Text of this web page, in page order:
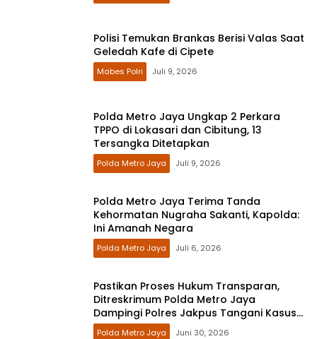
Polisi Temukan Brankas Berisi Valas Saat
Geledah Kafe di Cipete
Mabes Polri Juli 9, 2026
Polda Metro Jaya Ungkap 2 Perkara
TPPO di Lokasari dan Cibitung, 13
Tersangka Ditetapkan
Polda Metro Jaya Juli 9, 2026
Polda Metro Jaya Terima Tanda
Kehormatan Nugraha Sakanti, Kapolda:
Ini Amanah Negara
Polda Metro Jaya Juli 6, 2026
Pastikan Proses Hukum Transparan,
Ditreskrimum Polda Metro Jaya
Dampingi Polres Jakpus Tangani Kasus
Mau Print
Polda Metro Jaya Juni 30, 2026